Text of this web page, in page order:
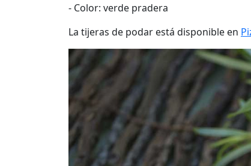
- Color: verde pradera
La tijeras de podar está disponible en